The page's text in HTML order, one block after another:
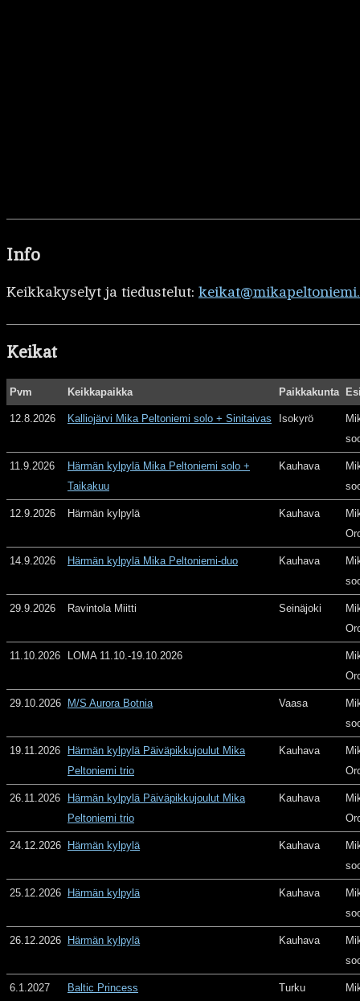
Info
Keikkakyselyt ja tiedustelut:
Keikat
Pvm Keikkapaikka Paikkakunta
12.8.2026 Kalliojärvi Mika Peltoniemi solo + Sinitaivas Isokyrö
11.9.2026
Härmän kylpylä Mika Peltoniemi solo +
Taikakuu
Kauhava
12.9.2026 Härmän kylpylä Kauhava
14.9.2026 Härmän kylpylä Mika Peltoniemi-duo Kauhava
29.9.2026 Ravintola Miitti Seinäjoki
11.10.2026 LOMA 11.10.-19.10.2026
29.10.2026 M/S Aurora Botnia Vaasa
19.11.2026
Härmän kylpylä Päiväpikkujoulut Mika
Peltoniemi trio
Kauhava
26.11.2026
Härmän kylpylä Päiväpikkujoulut Mika
Peltoniemi trio
Kauhava
24.12.2026 Härmän kylpylä Kauhava
25.12.2026 Härmän kylpylä Kauhava
26.12.2026 Härmän kylpylä Kauhava
6.1.2027 Baltic Princess Turku